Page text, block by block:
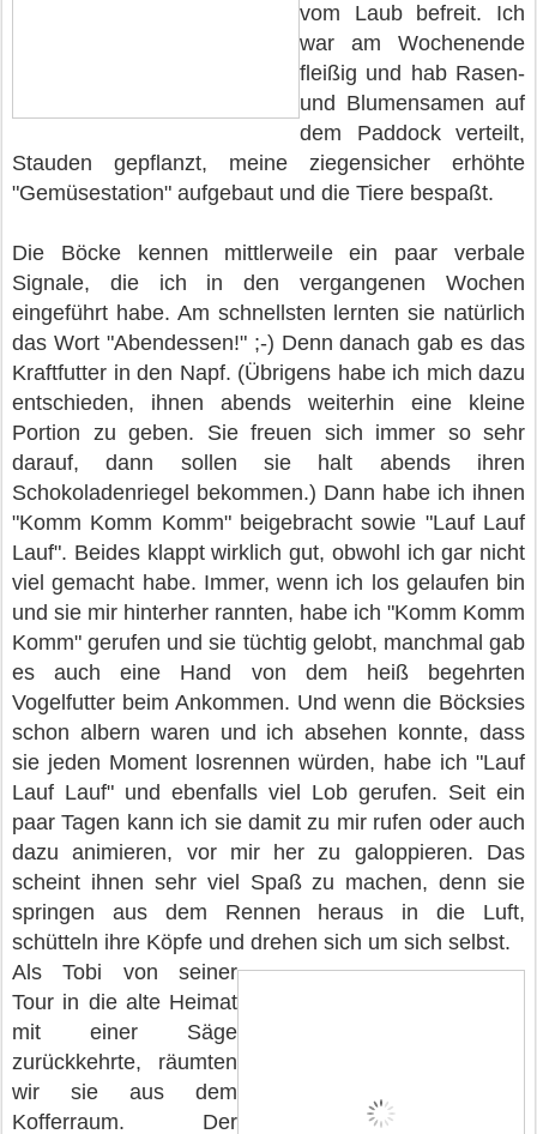
vom Laub befreit. Ich
war am Wochenende
fleißig und hab Rasen-
und Blumensamen auf
dem Paddock verteilt,
Stauden gepflanzt, meine ziegensicher erhöhte
"Gemüsestation" aufgebaut und die Tiere bespaßt.
Die Böcke kennen mittlerweile ein paar verbale
Signale, die ich in den vergangenen Wochen
eingeführt habe. Am schnellsten lernten sie natürlich
das Wort "Abendessen!" ;-) Denn danach gab es das
Kraftfutter in den Napf. (Übrigens habe ich mich dazu
entschieden, ihnen abends weiterhin eine kleine
Portion zu geben. Sie freuen sich immer so sehr
darauf, dann sollen sie halt abends ihren
Schokoladenriegel bekommen.) Dann habe ich ihnen
"Komm Komm Komm" beigebracht sowie "Lauf Lauf
Lauf". Beides klappt wirklich gut, obwohl ich gar nicht
viel gemacht habe. Immer, wenn ich los gelaufen bin
und sie mir hinterher rannten, habe ich "Komm Komm
Komm" gerufen und sie tüchtig gelobt, manchmal gab
es auch eine Hand von dem heiß begehrten
Vogelfutter beim Ankommen. Und wenn die Böcksies
schon albern waren und ich absehen konnte, dass
sie jeden Moment losrennen würden, habe ich "Lauf
Lauf Lauf" und ebenfalls viel Lob gerufen. Seit ein
paar Tagen kann ich sie damit zu mir rufen oder auch
dazu animieren, vor mir her zu galoppieren. Das
scheint ihnen sehr viel Spaß zu machen, denn sie
springen aus dem Rennen heraus in die Luft,
schütteln ihre Köpfe und drehen sich um sich selbst.
Als Tobi von seiner
Tour in die alte Heimat
mit einer Säge
zurückkehrte, räumten
wir sie aus dem
Kofferraum. Der